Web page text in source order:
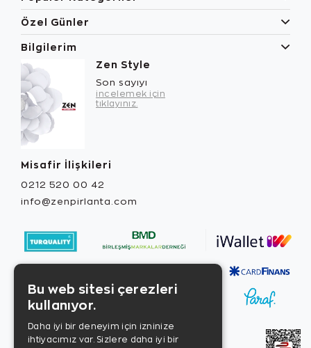
Özel Günler
Bilgilerim
Zen Style
Son sayıyı
incelemek için
tıklayınız.
Misafir İlişkileri
0212 520 00 42
info@zenpirlanta.com
Bu web sitesi çerezleri
kullanıyor.
Daha iyi bir deneyim için izninize
ihtiyacımız var. Sizlere daha iyi bir